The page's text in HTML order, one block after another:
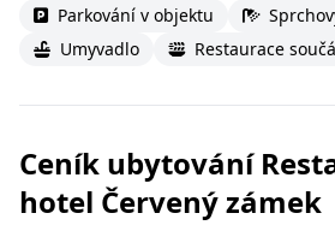
Parkování v objektu
Umyvadlo
Restaurace
Ceník ubytování
hotel Červený zámek